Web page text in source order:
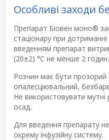
Особливі заходи
Препарат Біовен моно®
стаціонару при
введенням препарат
(20±2) °С не менше 2 годин.
Розчин має бути прозорий
опалесціювальний,
Не використовувати
осад.
Для введення препарату
окрему інфузійну систему.